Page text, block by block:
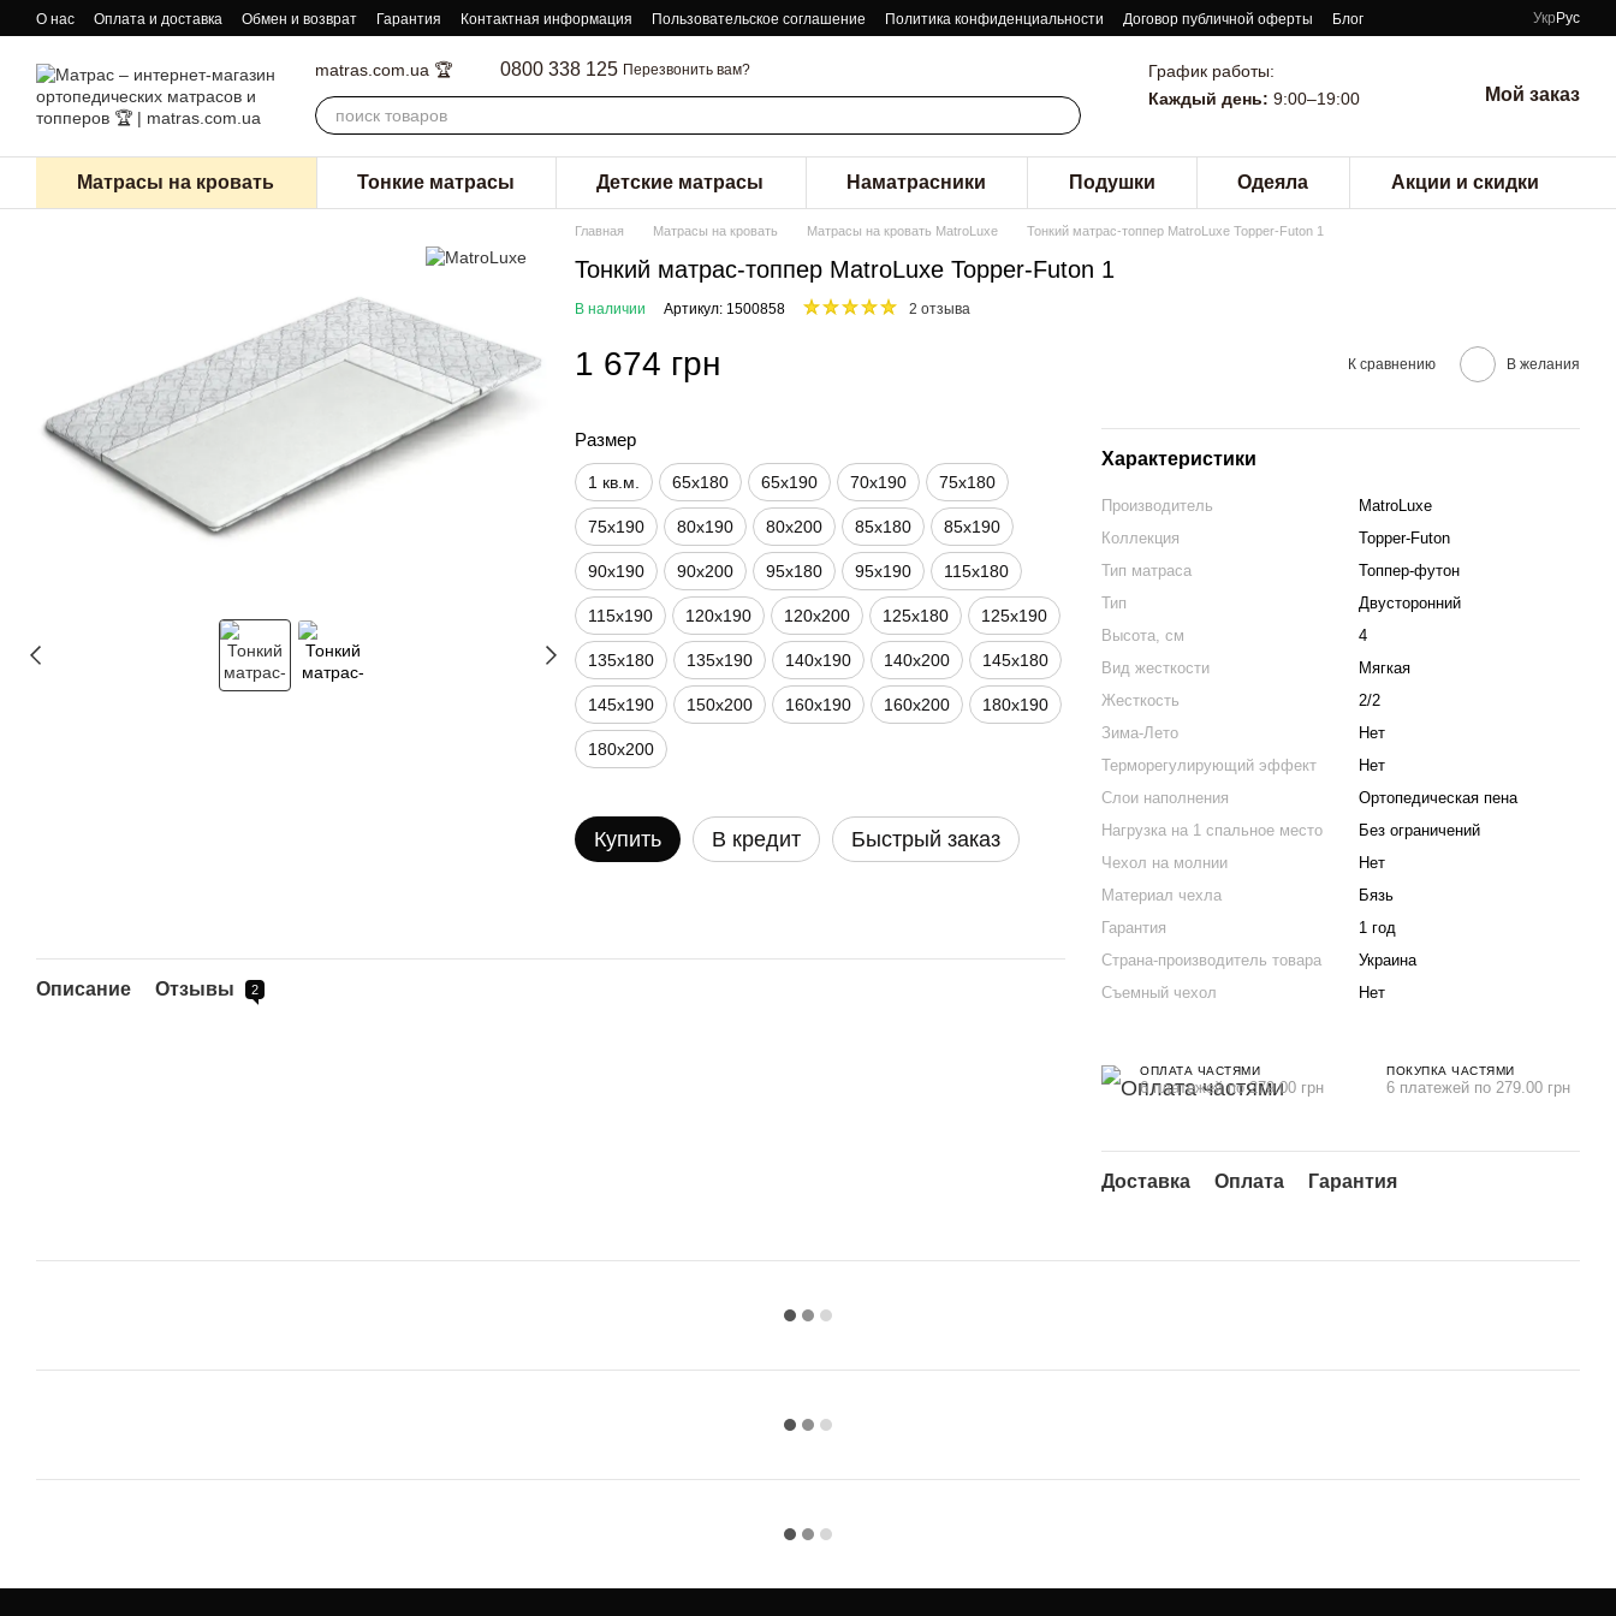
Перейти к основному контенту
О нас Оплата и доставка Обмен и возврат Гарантия Контактная информация Пользовательское соглашение Политика конфиденциальности Договор публичной оферты Блог Укр Рус
matras.com.ua 🏆 0800 338 125 Перезвонить вам?
График работы:
Каждый день: 9:00–19:00 Мой заказ
Матрасы на кровать Тонкие матрасы Детские матрасы Наматрасники Подушки Одеяла Акции и скидки
Главная Матрасы на кровать Матрасы на кровать MatroLuxe Тонкий матрас-топпер MatroLuxe Topper-Futon 1
Тонкий матрас-топпер MatroLuxe Topper-Futon 1
В наличии Артикул: 1500858 2 отзыва
1 674 грн К сравнению В желания
Размер
1 кв.м. 65х180 65х190 70х190 75х180
75х190 80х190 80х200 85х180 85х190
90х190 90х200 95х180 95х190 115х180
115х190 120х190 120х200 125х180 125х190
135х180 135х190 140х190 140х200 145х180
145х190 150х200 160х190 160х200 180х190
180х200
Купить В кредит Быстрый заказ
Характеристики
Производитель
MatroLuxe
Коллекция
Topper-Futon
Тип матраса
Топпер-футон
Тип
Двусторонний
Высота, см
4
Вид жесткости
Мягкая
Жесткость
2/2
Зима-Лето
Нет
Терморегулирующий эффект
Нет
Слои наполнения
Ортопедическая пена
Нагрузка на 1 спальное место
Без ограничений
Чехол на молнии
Нет
Материал чехла
Бязь
Гарантия
1 год
Страна-производитель товара
Украина
Съемный чехол
Нет
ОПЛАТА ЧАСТЯМИ
6 платежей по 279.00 грн
ПОКУПКА ЧАСТЯМИ
6 платежей по 279.00 грн
Доставка Оплата Гарантия
Описание Отзывы 2